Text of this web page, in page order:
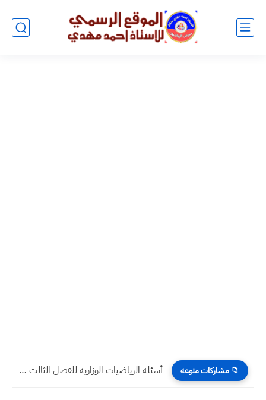
📁 مشاركات منوعه أسئلة الرياضيات الوزارية للفصل الثالث للصف السادس الابتدائي مع الإجابات...